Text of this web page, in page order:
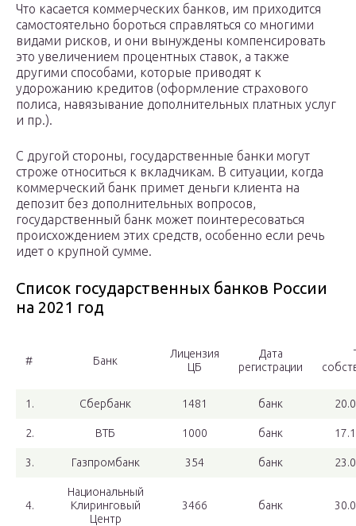
Что касается коммерческих банков, им приходится
самостоятельно бороться справляться со многими
видами рисков, и они вынуждены компенсировать
это увеличением процентных ставок, а также
другими способами, которые приводят к
удорожанию кредитов (оформление страхового
полиса, навязывание дополнительных платных услуг
и пр.).
С другой стороны, государственные банки могут
строже относиться к вкладчикам. В ситуации, когда
коммерческий банк примет деньги клиента на
депозит без дополнительных вопросов,
государственный банк может поинтересоваться
происхождением этих средств, особенно если речь
идет о крупной сумме.
Список государственных банков России
на 2021 год
# Банк
Лицензия
ЦБ
Дата
регистрации
1. Сбербанк 1481 банк
2. ВТБ 1000 банк
3. Газпромбанк 354 банк
4.
Национальный
Клиринговый
Центр
3466 банк